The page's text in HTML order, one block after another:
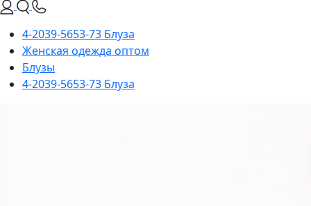
4-2039-5653-73 Блуза
Женская одежда оптом
Блузы
4-2039-5653-73 Блуза